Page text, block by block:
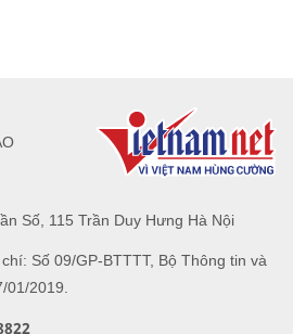
Số, 115 Trần Duy Hưng Hà Nội
Số 09/GP-BTTTT, Bộ Thông tin và
2019.